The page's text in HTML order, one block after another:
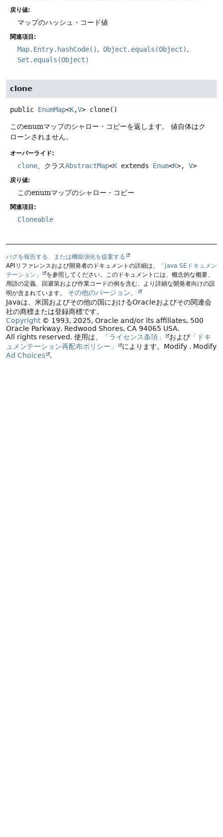
戻り値:
マップのハッシュ・コード値
関連項目:
Map.Entry.hashCode()
Object.equals(Object)
Set.equals(Object)
clone
public EnumMap<K,V> clone()
このenumマップのシャロー・コピーを返します。
値自体はク
ローンされません。
オーバーライド:
clone 、クラスAbstractMap<K extends Enum<K>, V>
戻り値:
このenumマップのシャロー・コピー
関連項目:
Cloneable
バグを報告する、または機能強化を提案する
APIリファレンスおよび開発者のドキュメントの詳細は、
「Java SEドキュメン
テーション」
を参照してください。このドキュメントには、概念的な概要、
用語の定義、回避策および作業コードの例を含む、より詳細な開発者向けの説
明が含まれています。
その他のバージョン。
Javaは、米国およびその他の国におけるOracleおよびその関連会
社の商標または登録商標です。
Copyright© 1993, 2025, Oracle and/or its affiliates, 500
Oracle Parkway, Redwood Shores, CA 94065 USA.
All rights reserved. 使用は、 「ライセンス条項」 および 「ドキ
ュメンテーション再配布ポリシー」
によります。 Modify . Modify
Ad Choices
.